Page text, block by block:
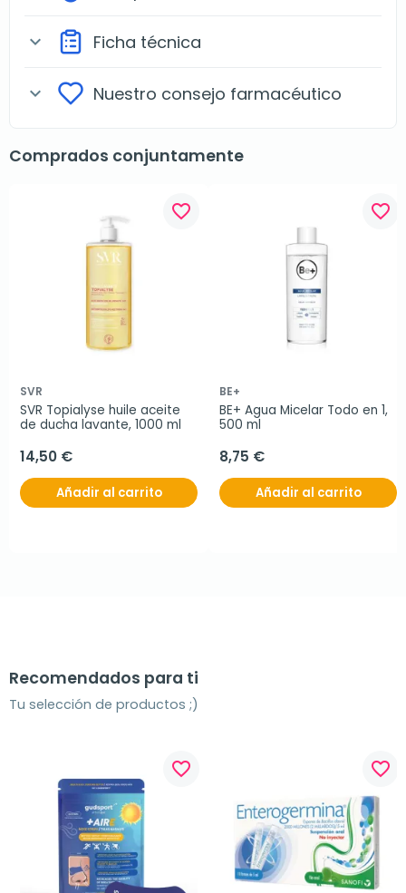
expand_more Ficha técnica
expand_more Nuestro consejo farmacéutico
Comprados conjuntamente
favorite_border
SVR
SVR Topialyse huile aceite
de ducha lavante, 1000 ml
14,50 €
Añadir al carrito
favorite_border
BE+
BE+ Agua Micelar Todo en 1,
500 ml
8,75 €
Añadir al carrito
Recomendados para ti
Tu selección de productos ;)
favorite_border favorite_border